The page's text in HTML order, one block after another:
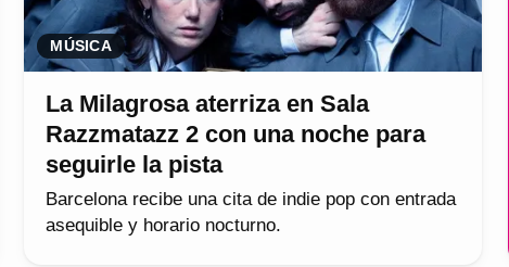
MÚSICA
La Milagrosa aterriza en Sala
Razzmatazz 2 con una noche para
seguirle la pista
Barcelona recibe una cita de indie pop con entrada
asequible y horario nocturno.